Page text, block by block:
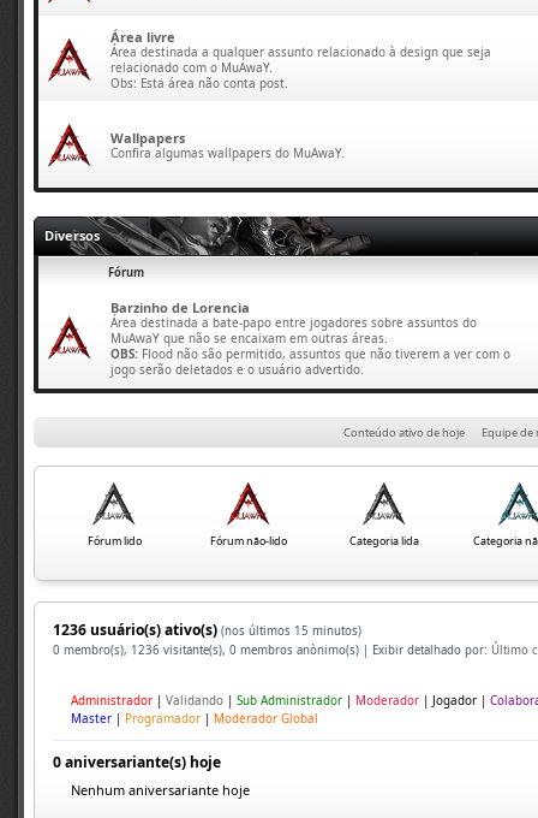
Área livre
Área destinada a qualquer assunto relacionado à design que seja
relacionado com o MuAwaY.
Obs: Esta área não conta post.
Wallpapers
Confira algumas wallpapers do MuAwaY.
Diversos
Fórum
Barzinho de Lorencia
Área destinada a bate-papo entre jogadores sobre assuntos do
MuAwaY que não se encaixam em outras áreas.
OBS: Flood não são permitido, assuntos que não tiverem a ver com o
jogo serão deletados e o usuário advertido.
Conteúdo ativo de hoje Equipe de
Fórum lido Fórum não-lido Categoria lida Categoria
1236 usuário(s) ativo(s) (nos últimos 15 minutos)
0 membro(s), 1236 visitante(s), 0 membros anònimo(s) | Exibir detalhado por: Último
Administrador | Validando | Sub Administrador | Moderador | Jogador |
Master | Programador | Moderador Global
0 aniversariante(s) hoje
Nenhum aniversariante hoje